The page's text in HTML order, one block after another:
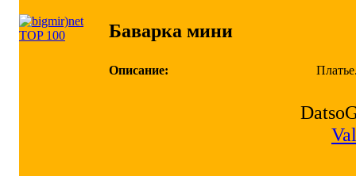
Баварка мини
Описание: